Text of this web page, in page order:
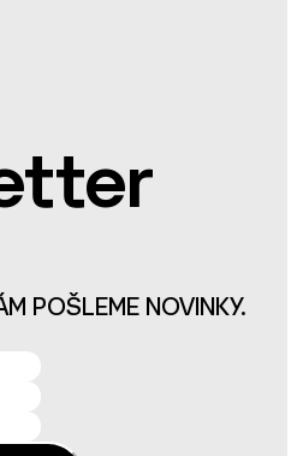
POŠLEME NOVINKY.